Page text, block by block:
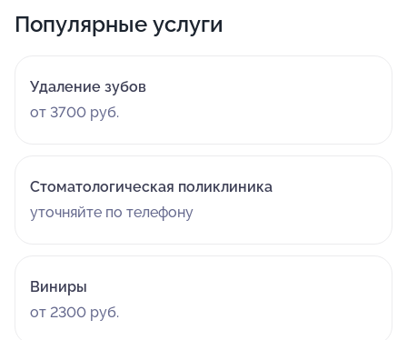
Популярные услуги
Удаление зубов
от 3700 руб.
Стоматологическая поликлиника
уточняйте по телефону
Виниры
от 2300 руб.